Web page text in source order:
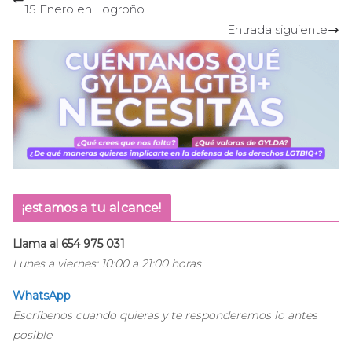
15 Enero en Logroño.
Entrada siguiente
¡estamos a tu alcance!
Llama al 654 975 031
Lunes a viernes: 10:00 a 21:00 horas
WhatsApp
Escríbenos cuando quieras y te responderemos lo antes
posible